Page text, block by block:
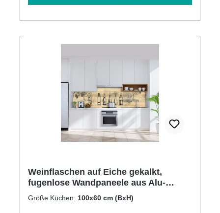
Weinflaschen auf Eiche gekalkt,
fugenlose Wandpaneele aus Alu-
Verbund 3mm, Küchenrückwand
Größe Küchen: 100x60 cm (BxH)